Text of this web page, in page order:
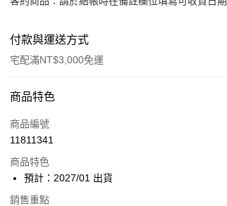
付款與運送方式
宅配滿NT$3,000免運
付款方式
信用卡一次付款
ATM付款
商品特色
商品編號
11811341
商品特色
預計：2027/01 出貨
銷售重點